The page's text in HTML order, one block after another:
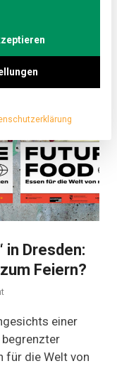
in Dresden:
Feiern?
on
„Future
Food“
in
Dresden:
einer
für die Welt von